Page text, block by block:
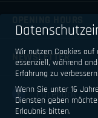
NEWSLETTER
Facebook
Wir nutzen Cookies auf
essenziell, während
Erfahrung zu verbessern.
Wenn Sie unter 16
Diensten geben
Erlaubnis bitten.